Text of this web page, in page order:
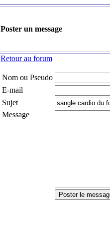
Poster un message
Retour au forum
Nom ou Pseudo
E-mail
Sujet
Message